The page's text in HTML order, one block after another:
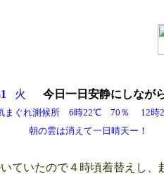
火 今日一日安静にしなが
まぐれ測候所 6時22℃ 70％
は消えて一日晴天ー！
ていたので４時頃着替えし、